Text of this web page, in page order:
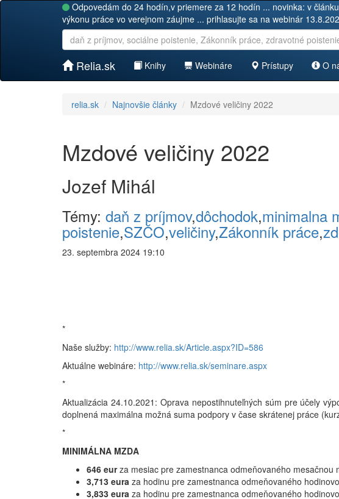
Odpovedám do 24 hodín,v priemere za 12 hodín ... novinka: v
výkonu práce vo verejnom záujme ... prihlasujte sa na webinár
Relia.sk Knihy Webináre Prístupy O
relia.sk Najnovšie články Mzdové veličiny 2022
Mzdové veličiny 2022
Jozef Mihál
Témy: daň z príjmov,dôchodok,minimalna
poistenie,SZČO,veličiny,Zákonník práce,
23. septembra 2024 19:10
*
Naše služby: http://www.relia.sk/Article.aspx?ID=586
Aktuálne webináre: http://www.relia.sk/seminare.aspx
*
Aktualizácia 24.10.2021: Oprava nepostihnuteľných súm pre účely
doplnená maximálna možná suma podpory v čase skrátenej práce
*
MINIMÁLNA MZDA
646 eurza mesiac pre zamestnanca odmeňovaného mesačnou
3,713 eura za hodinu pre zamestnanca odmeňovaného
3,833 eura za hodinu pre zamestnanca odmeňovaného